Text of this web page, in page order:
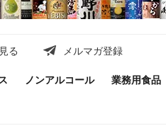
る メルマガ登録
ノンアルコール 業務用食品